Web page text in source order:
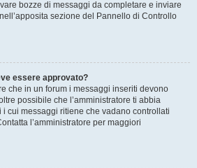
bozze di messaggi da completare e inviare
sezione del Pannello di Controllo
essere approvato?
che in un forum i messaggi inseriti devono
possibile che l’amministratore ti abbia
cui messaggi ritiene che vadano controllati
l’amministratore per maggiori